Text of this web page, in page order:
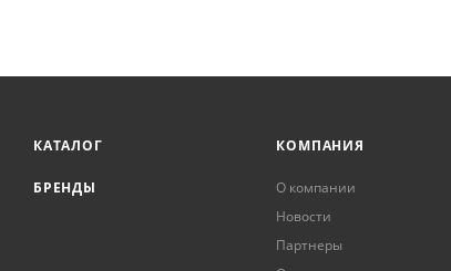
КАТАЛОГ
БРЕНДЫ
КОМПАНИЯ
О компании
Новости
Партнеры